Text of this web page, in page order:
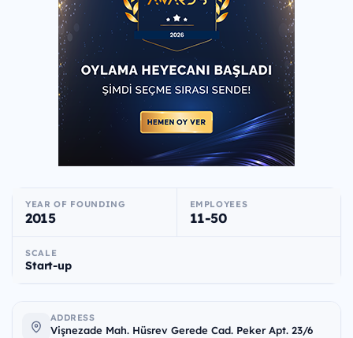
YEAR OF FOUNDING
2015
EMPLOYEES
11-50
SCALE
Start-up
ADDRESS
Vişnezade Mah. Hüsrev Gerede Cad. Peker Apt. 23/6